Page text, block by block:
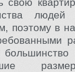
людей
поэтому в